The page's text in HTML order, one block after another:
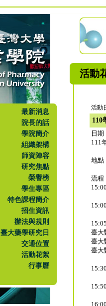
最新消息
院長的話
學院簡介
組織架構
師資陣容
研究焦點
榮譽榜
學生專區
特色課程簡介
招生資訊
辦法與規則
臺大藥學研究日
交通位置
活動花絮
行事曆
活動
活動
110
日期
111
地點
流程
臺大
臺大
臺大